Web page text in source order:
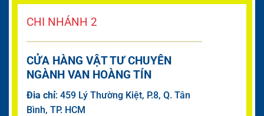
CHI NHÁNH 2
CỬA HÀNG VẬT TƯ CHUYÊN
NGÀNH VAN HOÀNG TÍN
Đia chỉ: 459 Lý Thường Kiệt, P.8, Q. Tân
Bình, TP. HCM